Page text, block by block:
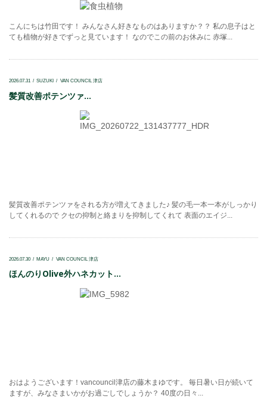
こんにちは竹田です！ みんなさん好きなものはありますか？？ 私の息子はと
ても植物が好きでずっと見ています！ なのでこの前のお休みに 赤塚...
2026.07.31 SUZUKI VAN COUNCIL 津店
髪質改善ポテンツァ...
髪質改善ポテンツァをされる方が増えてきました♪ 髪の毛一本一本がしっかり
してくれるので クセの抑制と絡まりを抑制してくれて 表面のエイジ...
2026.07.30 MAYU VAN COUNCIL 津店
ほんのりOlive外ハネカット...
おはようございます！vancouncil津店の藤木まゆです。 毎日暑い日が続いて
ますが、みなさまいかがお過ごしでしょうか？ 40度の日々...